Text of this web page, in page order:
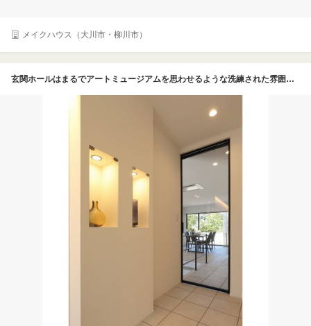
メイクハウス（大川市・柳川市）
玄関ホールはまるでアートミュージアムを思わせるような洗練された雰囲気。ダウンライトがインテリアをオシャレに映し出す